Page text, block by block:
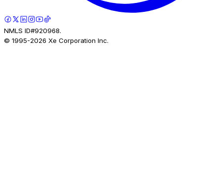
NMLS ID#920968.
© 1995-2026 Xe Corporation Inc.